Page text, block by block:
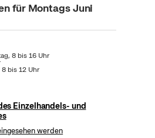
für Montags Juni
8 bis 16 Uhr
bis 12 Uhr
Einzelhandels- und
werden